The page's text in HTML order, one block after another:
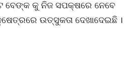
ବେଙ୍କ କୁ ନିଜ ସପକ୍ଷରେ ନେବେ
ଉତ୍ସୁକତା ଦେଖାଦେଇଛି ।